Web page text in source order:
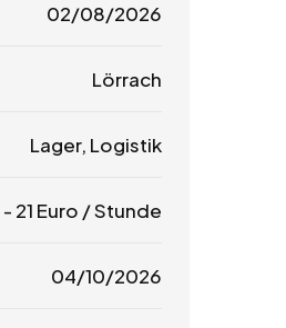
02/08/2026
Lörrach
Lager, Logistik
- 21 Euro / Stunde
04/10/2026